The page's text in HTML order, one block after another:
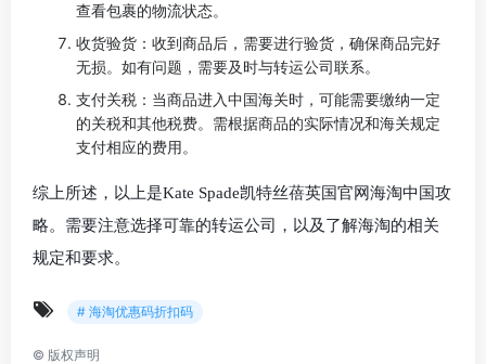
查看包裹的物流状态。
收货验货：收到商品后，需要进行验货，确保商品完好
无损。如有问题，需要及时与转运公司联系。
支付关税：当商品进入中国海关时，可能需要缴纳一定
的关税和其他税费。需根据商品的实际情况和海关规定
支付相应的费用。
综上所述，以上是Kate Spade凯特丝蓓英国官网海淘中国攻
略。需要注意选择可靠的转运公司，以及了解海淘的相关
规定和要求。
# 海淘优惠码折扣码
© 版权声明